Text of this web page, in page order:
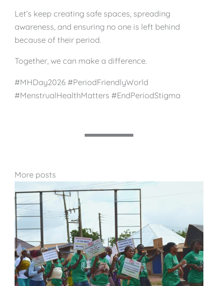
Let’s keep creating safe spaces, spreading
awareness, and ensuring no one is left behind
because of their period.
Together, we can make a difference.
#MHDay2026 #PeriodFriendlyWorld
#MenstrualHealthMatters #EndPeriodStigma
More posts